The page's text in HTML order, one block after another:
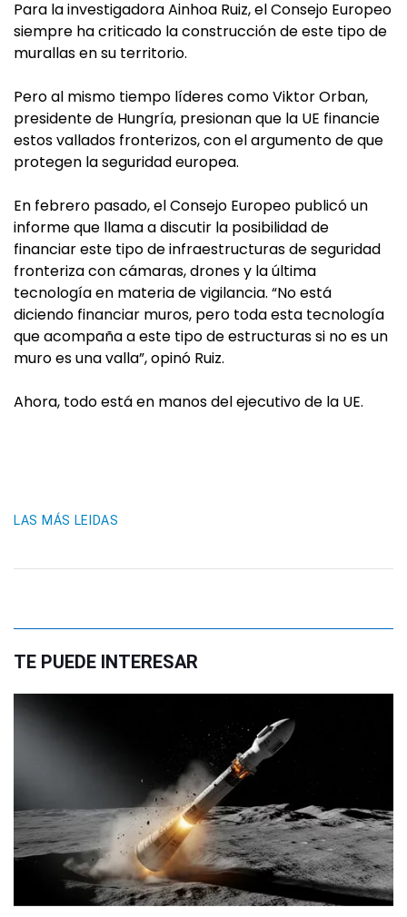
Para la investigadora Ainhoa Ruiz, el Consejo Europeo
siempre ha criticado la construcción de este tipo de
murallas en su territorio.
Pero al mismo tiempo líderes como Viktor Orban,
presidente de Hungría, presionan que la UE financie
estos vallados fronterizos, con el argumento de que
protegen la seguridad europea.
En febrero pasado, el Consejo Europeo publicó un
informe que llama a discutir la posibilidad de
financiar este tipo de infraestructuras de seguridad
fronteriza con cámaras, drones y la última
tecnología en materia de vigilancia. “No está
diciendo financiar muros, pero toda esta tecnología
que acompaña a este tipo de estructuras si no es un
muro es una valla”, opinó Ruiz.
Ahora, todo está en manos del ejecutivo de la UE.
LAS MÁS LEIDAS
TE PUEDE INTERESAR